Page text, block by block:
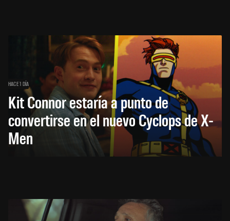
HACE 1 DÍA
Kit Connor estaría a punto de
convertirse en el nuevo Cyclops de X-
Men